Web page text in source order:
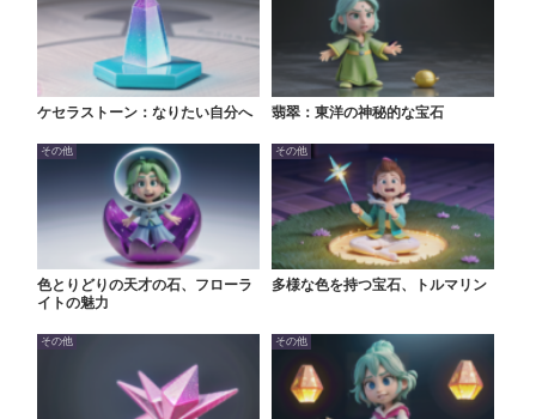
ケセラストーン：なりたい自分へ 翡翠：東洋の神秘的な宝石
その他
色とりどりの天才の石、フローラ
イトの魅力
その他
多様な色を持つ宝石、トルマリン
その他 その他